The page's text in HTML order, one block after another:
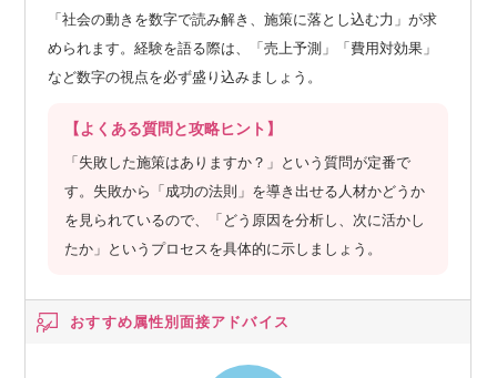
「社会の動きを数字で読み解き、施策に落とし込む力」が求
められます。経験を語る際は、「売上予測」「費用対効果」
など数字の視点を必ず盛り込みましょう。
【よくある質問と攻略ヒント】
「失敗した施策はありますか？」という質問が定番で
す。失敗から「成功の法則」を導き出せる人材かどうか
を見られているので、「どう原因を分析し、次に活かし
たか」というプロセスを具体的に示しましょう。
おすすめ属性別面接アドバイス